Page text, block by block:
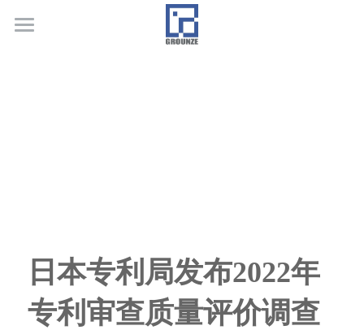
行业新闻
日本专利局发布2022年
专利审查质量评价调查